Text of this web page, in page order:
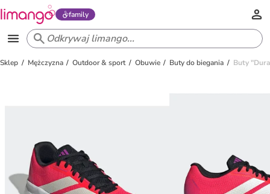
family
Sklep Mężczyzna Outdoor & sport Obuwie Buty do biegania Buty